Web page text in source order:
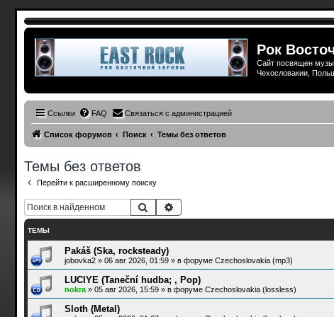
Рок
Сайт посвящен
Чехословакии,
Ссылки FAQ Связаться с администрацией
Список форумов Поиск Темы без ответов
Темы без ответов
Перейти к расширенному поиску
Поиск
ТЕМЫ
Pakáš (Ska, rocksteady)
jobovka2» 06 авг 2026, 01:59» в форуме Czechoslovakia (mp3)
LUCIYE (Taneční hudba; , Pop)
nokra» 05 авг 2026, 15:59» в форуме Czechoslovakia (lossless)
Sloth (Metal)